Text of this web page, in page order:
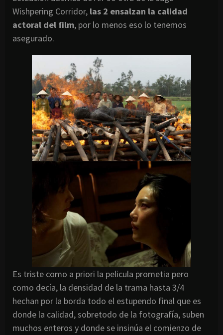
Wishpering Corridor, las 2 ensalzan la calidad
actoral del film, por lo menos eso lo tenemos
asegurado.
Es triste como a priori la pelicula prometia pero
como decía, la densidad de la trama hasta 3/4
hechan por la borda todo el estupendo final que es
donde la calidad, sobretodo de la fotografía, suben
muchos enteros y donde se insinúa el comienzo de